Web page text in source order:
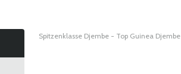
Spitzenklasse Djembe - Top Guinea Djembe